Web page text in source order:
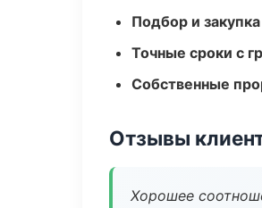
Подбор и
Точные сроки с
Собственные
Отзывы
Хорошее